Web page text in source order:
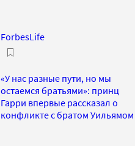
ForbesLife
«У нас разные пути, но мы
остаемся братьями»: принц
Гарри впервые рассказал о
конфликте с братом Уильямом